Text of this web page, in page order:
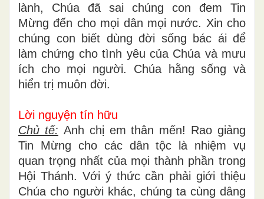
lành, Chúa đã sai chúng con đem Tin
Mừng đến cho mọi dân mọi nước. Xin cho
chúng con biết dùng đời sống bác ái để
làm chứng cho tình yêu của Chúa và mưu
ích cho mọi người. Chúa hằng sống và
hiển trị muôn đời.
Lời nguyện tín hữu
Chủ tế: Anh chị em thân mến! Rao giảng
Tin Mừng cho các dân tộc là nhiệm vụ
quan trọng nhất của mọi thành phần trong
Hội Thánh. Với ý thức cần phải giới thiệu
Chúa cho người khác, chúng ta cùng dâng